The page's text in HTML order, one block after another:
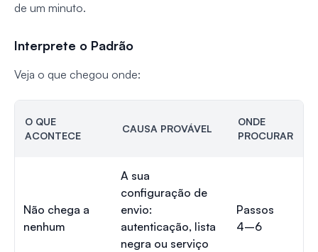
de um minuto.
Interprete o Padrão
Veja o que chegou onde:
O QUE
ACONTECE
CAUSA PROVÁVEL
ONDE
PROCURAR
Não chega a
nenhum
A sua
configuração de
envio:
autenticação, lista
negra ou serviço
Passos
4–6